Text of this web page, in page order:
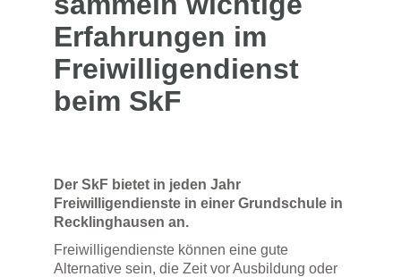
Erfahrungen im
Freiwilligendienst
beim SkF
Der SkF bietet in jeden Jahr
Freiwilligendienste in einer Grundschule in
Recklinghausen an.
Freiwilligendienste können eine gute
Alternative sein, die Zeit vor Ausbildung oder